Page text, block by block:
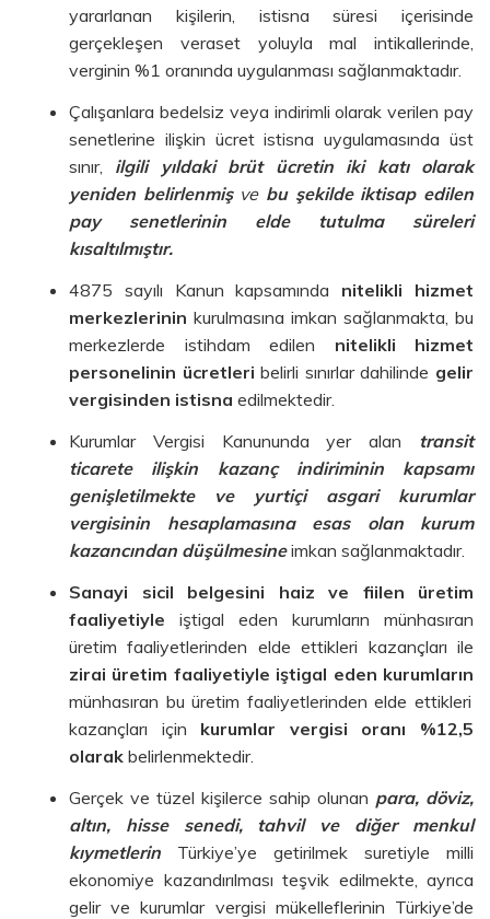
yararlanan kişilerin, istisna süresi içerisinde
gerçekleşen veraset yoluyla mal intikallerinde,
verginin %1 oranında uygulanması sağlanmaktadır.
Çalışanlara bedelsiz veya indirimli olarak verilen pay
senetlerine ilişkin ücret istisna uygulamasında üst
sınır, ilgili yıldaki brüt ücretin iki katı olarak
yeniden belirlenmişve bu şekilde iktisap edilen
pay senetlerinin elde tutulma süreleri
kısaltılmıştır.
4875 sayılı Kanun kapsamında nitelikli hizmet
merkezlerinin kurulmasına imkan sağlanmakta, bu
merkezlerde istihdam edilen nitelikli hizmet
personelinin ücretleri belirli sınırlar dahilinde gelir
vergisinden istisna edilmektedir.
Kurumlar Vergisi Kanununda yer alan transit
ticarete ilişkin kazanç indiriminin kapsamı
genişletilmekte ve yurtiçi asgari kurumlar
vergisinin hesaplamasına esas olan kurum
kazancından düşülmesineimkan sağlanmaktadır.
Sanayi sicil belgesini haiz ve fiilen üretim
faaliyetiyle iştigal eden kurumların münhasıran
üretim faaliyetlerinden elde ettikleri kazançları ile
zirai üretim faaliyetiyle iştigal eden kurumların
münhasıran bu üretim faaliyetlerinden elde ettikleri
kazançları için kurumlar vergisi oranı %12,5
olarak belirlenmektedir.
Gerçek ve tüzel kişilerce sahip olunan para, döviz,
altın, hisse senedi, tahvil ve diğer menkul
kıymetlerin Türkiye’ye getirilmek suretiyle milli
ekonomiye kazandırılması teşvik edilmekte, ayrıca
gelir ve kurumlar vergisi mükelleflerinin Türkiye’de